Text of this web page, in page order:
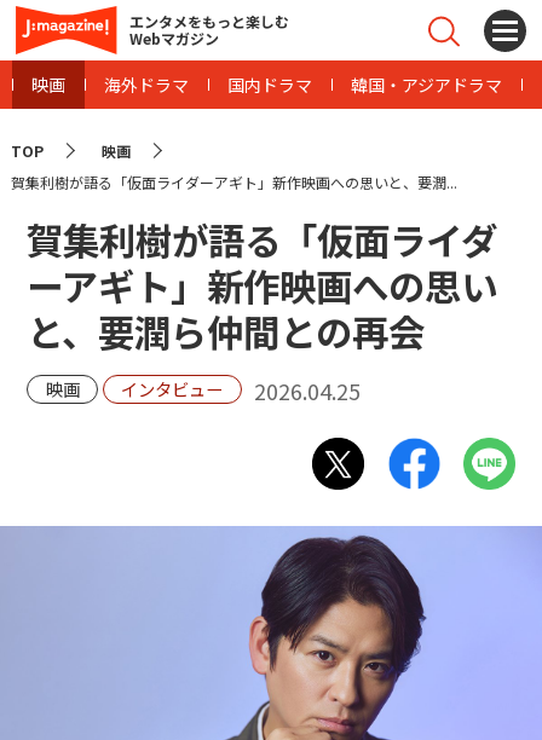
エンタメをもっと楽しむ
Webマガジン
映画 海外ドラマ 国内ドラマ 韓国・アジアドラマ
TOP
映画
賀集利樹が語る「仮面ライダーアギト」新作映画への思いと、要潤...
賀集利樹が語る「仮面ライダ
ーアギト」新作映画への思い
と、要潤ら仲間との再会
映画 インタビュー 2026.04.25